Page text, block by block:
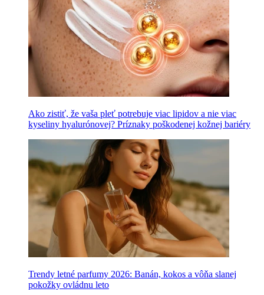
Ako zistiť, že vaša pleť potrebuje viac lipidov a nie viac
kyseliny hyalurónovej? Príznaky poškodenej kožnej bariéry
Trendy letné parfumy 2026: Banán, kokos a vôňa slanej
pokožky ovládnu leto